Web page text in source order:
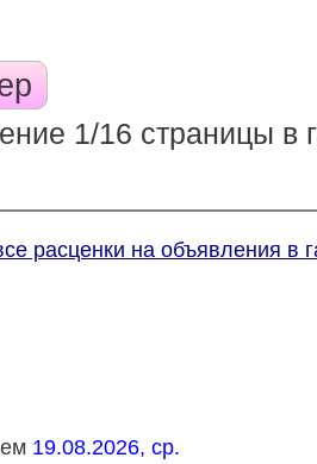
1/16 страницы в
расценки на объявления в
19.08.2026, ср.